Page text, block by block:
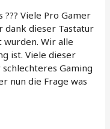
??? Viele Pro Gamer
dank dieser Tastatur
Wir alle
ist. Viele dieser
Gaming
nun die Frage was